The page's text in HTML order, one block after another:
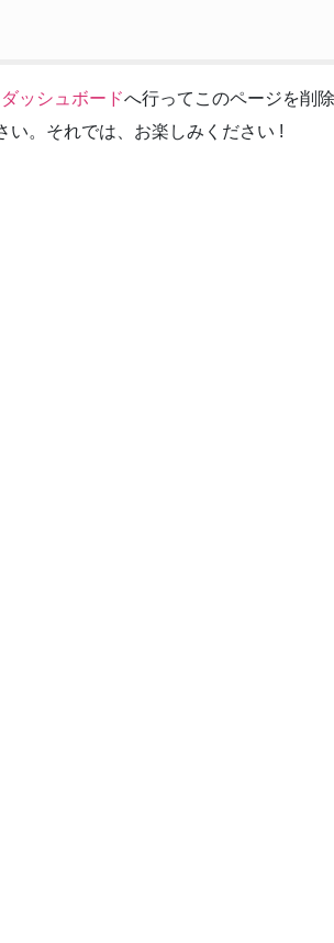
ダッシュボードへ行ってこのページを削
い。それでは、お楽しみください !